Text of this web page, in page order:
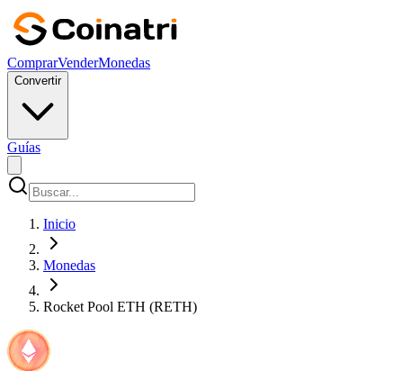
ComprarVenderMonedas
Convertir
Guías
Inicio
Monedas
Rocket Pool ETH (RETH)